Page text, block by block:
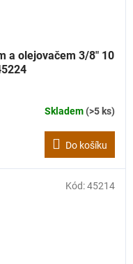
a olejovačem 3/8" 10
Skladem(>5 ks)
Do košíku
Kód:45214